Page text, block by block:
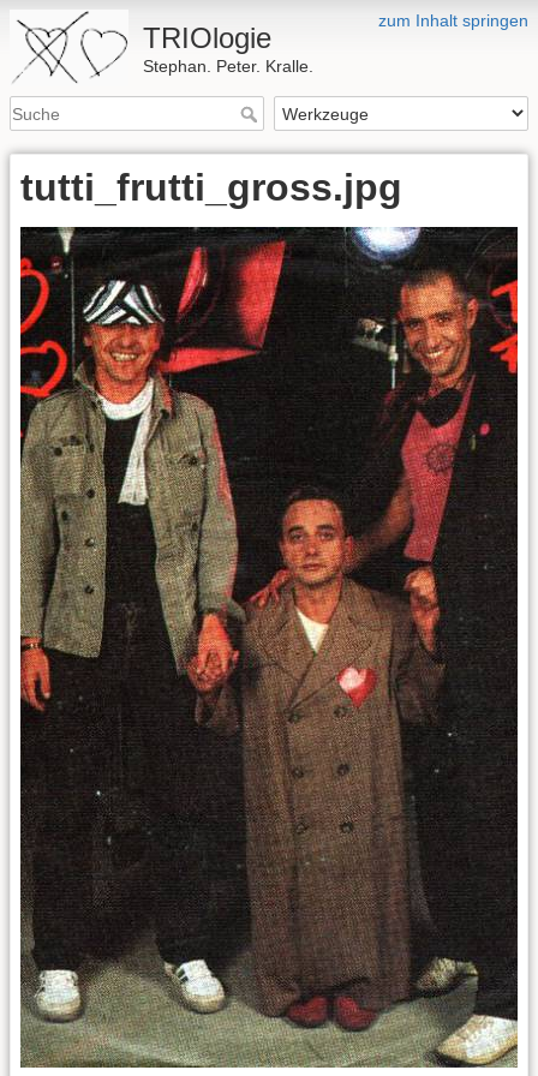
zum Inhalt springen
TRIOlogie
Stephan. Peter. Kralle.
tutti_frutti_gross.jpg